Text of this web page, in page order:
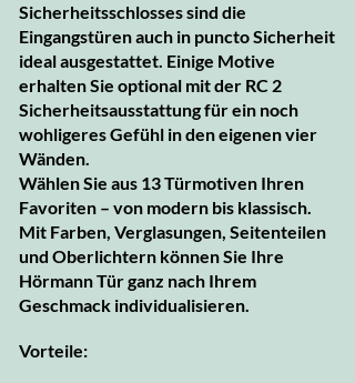
Sicherheitsschlosses sind die
Eingangstüren auch in puncto Sicherheit
ideal ausgestattet. Einige Motive
erhalten Sie optional mit der RC 2
Sicherheitsausstattung für ein noch
wohligeres Gefühl in den eigenen vier
Wänden.
Wählen Sie aus 13 Türmotiven Ihren
Favoriten – von modern bis klassisch.
Mit Farben, Verglasungen, Seitenteilen
und Oberlichtern können Sie Ihre
Hörmann Tür ganz nach Ihrem
Geschmack individualisieren.
Vorteile: